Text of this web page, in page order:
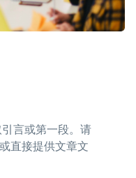
言或第一段。请
直接提供文章文